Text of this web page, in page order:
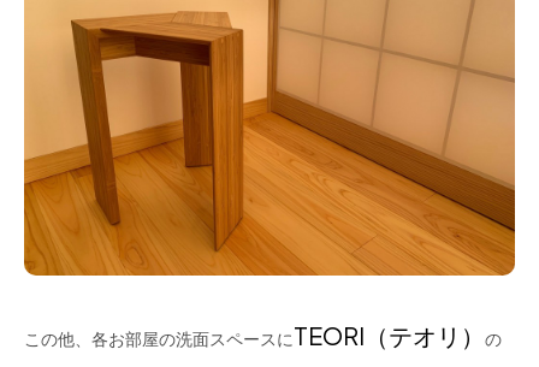
この他、各お部屋の洗面スペースにTEORI（テオリ） の